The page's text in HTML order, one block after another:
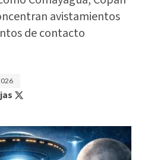
avistamientos
de contacto